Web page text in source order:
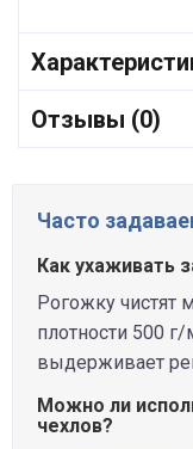
Отзывы (0)
Часто
Как ухаживать
Рогожку чистят
плотности 500
выдерживает
Можно ли
чехлов?